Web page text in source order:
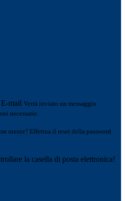
E-mail Verrà inviato un messaggio
necessarie.
utente? Effettua il reset della password
la casella di posta elettronica!